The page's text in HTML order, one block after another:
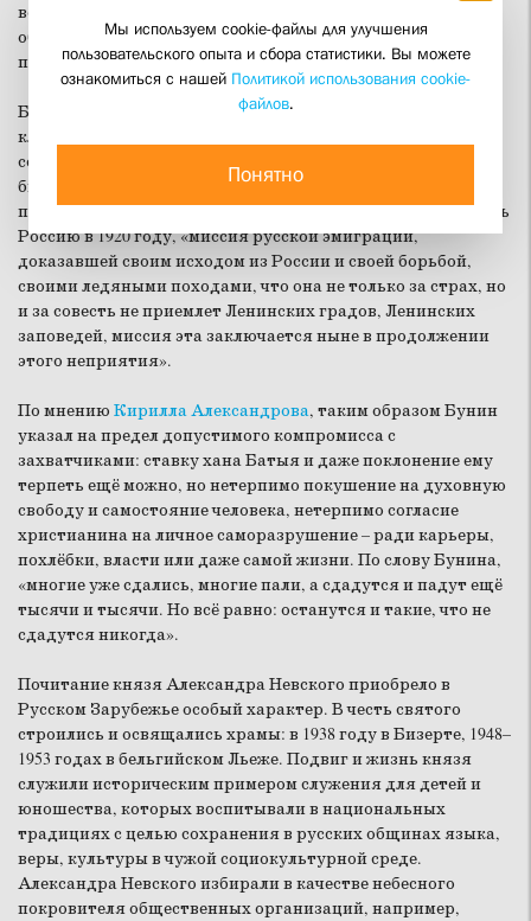
возможность свободной молитвы, устроения церковных
общин и монастырской жизни, обращались к усердному
почитанию святых».
Будущий Нобелевский лауреат и один из последних
классиков отечественной литературы Иван Бунин,
ссылаясь на опыт Александра Невского, писал: «Можно
было претерпеть ставку Батыя, но Ленинград нельзя
претерпеть». По словам писателя, вынужденного покинуть
Россию в 1920 году, «миссия русской эмиграции,
доказавшей своим исходом из России и своей борьбой,
своими ледяными походами, что она не только за страх, но
и за совесть не приемлет Ленинских градов, Ленинских
заповедей, миссия эта заключается ныне в продолжении
этого неприятия».
По мнению Кирилла Александрова, таким образом Бунин
указал на предел допустимого компромисса с
захватчиками: ставку хана Батыя и даже поклонение ему
терпеть ещё можно, но нетерпимо покушение на духовную
свободу и самостояние человека, нетерпимо согласие
христианина на личное саморазрушение – ради карьеры,
похлёбки, власти или даже самой жизни. По слову Бунина,
«многие уже сдались, многие пали, а сдадутся и падут ещё
тысячи и тысячи. Но всё равно: останутся и такие, что не
сдадутся никогда».
Почитание князя Александра Невского приобрело в
Русском Зарубежье особый характер. В честь святого
строились и освящались храмы: в 1938 году в Бизерте, 1948–
1953 годах в бельгийском Льеже. Подвиг и жизнь князя
служили историческим примером служения для детей и
юношества, которых воспитывали в национальных
традициях с целью сохранения в русских общинах языка,
веры, культуры в чужой социокультурной среде.
Александра Невского избирали в качестве небесного
покровителя общественных организаций, например,
Мы используем cookie-файлы для улучшения
пользовательского опыта и сбора статистики. Вы можете
ознакомиться с нашей Политикой использования cookie-
файлов.
Понятно